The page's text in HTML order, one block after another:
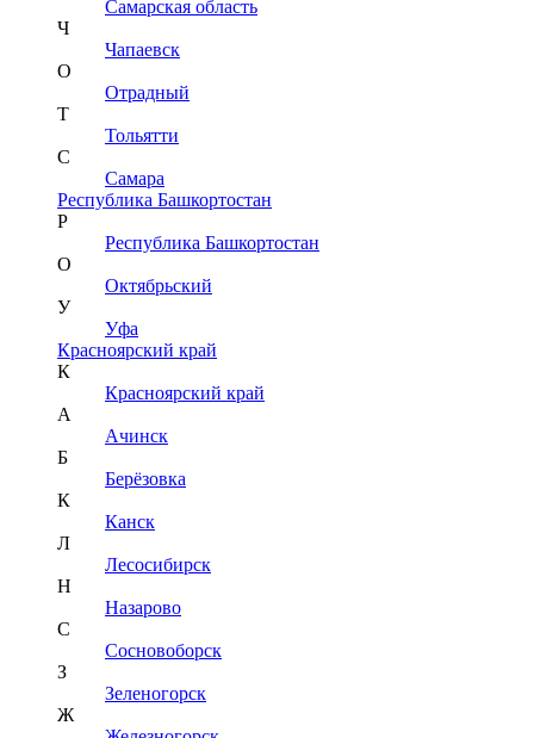
Самарская область
Ч
Чапаевск
О
Отрадный
Т
Тольятти
С
Самара
Республика Башкортостан
Р
Республика Башкортостан
О
Октябрьский
У
Уфа
Красноярский край
К
Красноярский край
А
Ачинск
Б
Берёзовка
К
Канск
Л
Лесосибирск
Н
Назарово
С
Сосновоборск
З
Зеленогорск
Ж